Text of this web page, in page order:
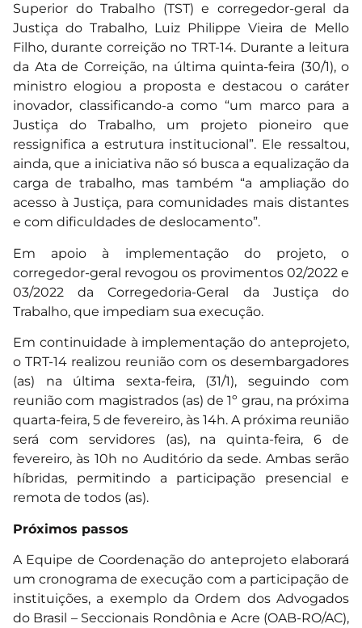
Superior do Trabalho (TST) e corregedor-geral da
Justiça do Trabalho, Luiz Philippe Vieira de Mello
Filho, durante correição no TRT-14. Durante a leitura
da Ata de Correição, na última quinta-feira (30/1), o
ministro elogiou a proposta e destacou o caráter
inovador, classificando-a como “um marco para a
Justiça do Trabalho, um projeto pioneiro que
ressignifica a estrutura institucional”. Ele ressaltou,
ainda, que a iniciativa não só busca a equalização da
carga de trabalho, mas também “a ampliação do
acesso à Justiça, para comunidades mais distantes
e com dificuldades de deslocamento”.
Em apoio à implementação do projeto, o
corregedor-geral revogou os provimentos 02/2022 e
03/2022 da Corregedoria-Geral da Justiça do
Trabalho, que impediam sua execução.
Em continuidade à implementação do anteprojeto,
o TRT-14 realizou reunião com os desembargadores
(as) na última sexta-feira, (31/1), seguindo com
reunião com magistrados (as) de 1º grau, na próxima
quarta-feira, 5 de fevereiro, às 14h. A próxima reunião
será com servidores (as), na quinta-feira, 6 de
fevereiro, às 10h no Auditório da sede. Ambas serão
híbridas, permitindo a participação presencial e
remota de todos (as).
Próximos passos
A Equipe de Coordenação do anteprojeto elaborará
um cronograma de execução com a participação de
instituições, a exemplo da Ordem dos Advogados
do Brasil – Seccionais Rondônia e Acre (OAB-RO/AC),